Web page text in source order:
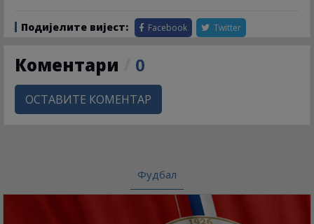
Подијелите вијест: Facebook Twitter
Коментари 0
ОСТАВИТЕ КОМЕНТАР
Фудбал